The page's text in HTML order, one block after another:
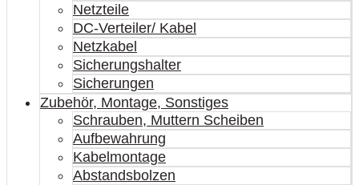
Netzteile
DC-Verteiler/ Kabel
Netzkabel
Sicherungshalter
Sicherungen
Zubehör, Montage, Sonstiges
Schrauben, Muttern Scheiben
Aufbewahrung
Kabelmontage
Abstandsbolzen